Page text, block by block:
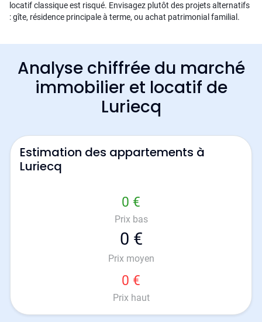
locatif classique est risqué. Envisagez plutôt des projets alternatifs
: gîte, résidence principale à terme, ou achat patrimonial familial.
Analyse chiffrée du marché
immobilier et locatif de
Luriecq
Estimation des appartements à
Luriecq
0 €
Prix bas
0 €
Prix moyen
0 €
Prix haut